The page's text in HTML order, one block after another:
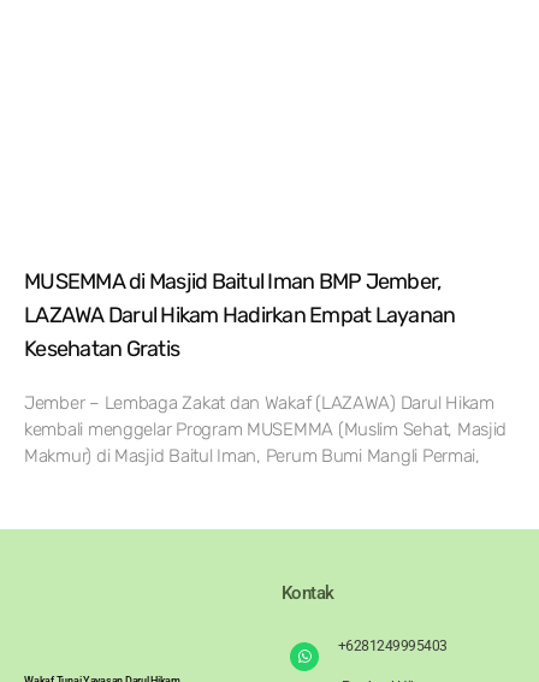
MUSEMMA di Masjid Baitul Iman BMP Jember,
LAZAWA Darul Hikam Hadirkan Empat Layanan
Kesehatan Gratis
Jember – Lembaga Zakat dan Wakaf (LAZAWA) Darul Hikam
kembali menggelar Program MUSEMMA (Muslim Sehat, Masjid
Makmur) di Masjid Baitul Iman, Perum Bumi Mangli Permai,
Kontak
+6281249995403